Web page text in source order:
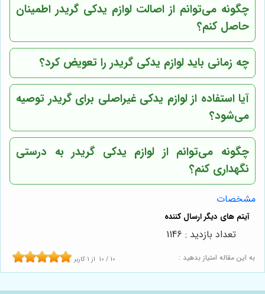
چگونه می‌توانم از اصالت لوازم یدکی گریدر اطمینان
حاصل کنم؟
چه زمانی باید لوازم یدکی گریدر را تعویض کرد؟
آیا استفاده از لوازم یدکی غیراصلی برای گریدر توصیه
می‌شود؟
چگونه می‌توانم از لوازم یدکی گریدر به درستی
نگهداری کنم؟
مشخصات
به این مقاله امتیاز بدهید : 10 / 10 از 1 کاربر
تعداد بازدید : 1146